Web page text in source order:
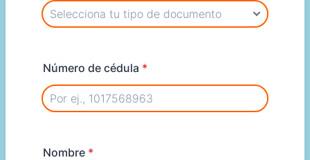
Número de cédula *
Nombre *